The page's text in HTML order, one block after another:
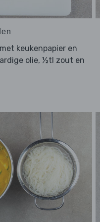
keukenpapier en
olie, ½tl zout en